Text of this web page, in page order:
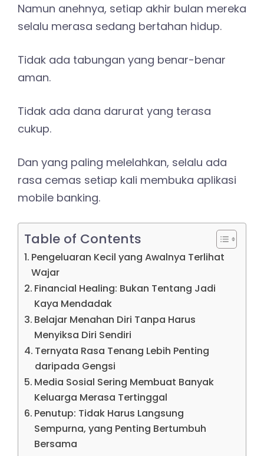
Namun anehnya, setiap akhir bulan mereka
selalu merasa sedang bertahan hidup.
Tidak ada tabungan yang benar-benar
aman.
Tidak ada dana darurat yang terasa
cukup.
Dan yang paling melelahkan, selalu ada
rasa cemas setiap kali membuka aplikasi
mobile banking.
Table of Contents
Pengeluaran Kecil yang Awalnya Terlihat
Wajar
Financial Healing: Bukan Tentang Jadi
Kaya Mendadak
Belajar Menahan Diri Tanpa Harus
Menyiksa Diri Sendiri
Ternyata Rasa Tenang Lebih Penting
daripada Gengsi
Media Sosial Sering Membuat Banyak
Keluarga Merasa Tertinggal
Penutup: Tidak Harus Langsung
Sempurna, yang Penting Bertumbuh
Bersama